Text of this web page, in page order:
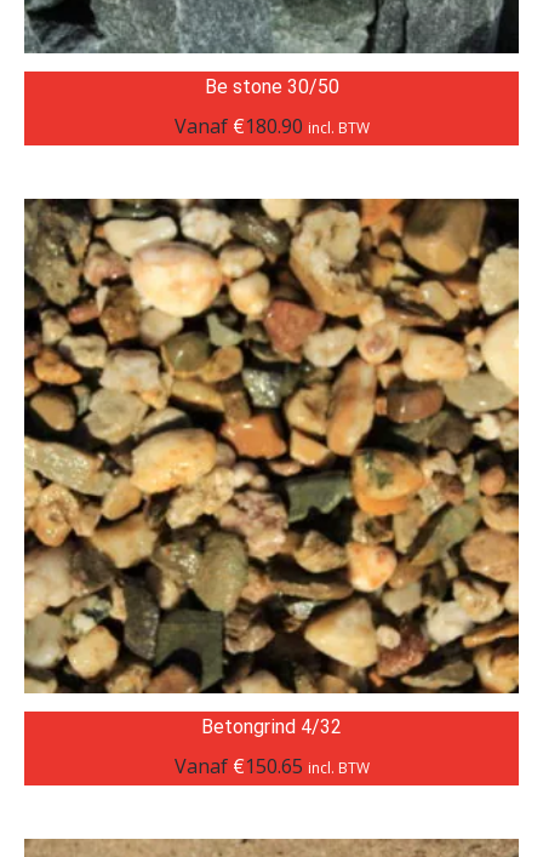
Be stone 30/50
Vanaf €180.90 incl. BTW
Betongrind 4/32
Vanaf €150.65 incl. BTW